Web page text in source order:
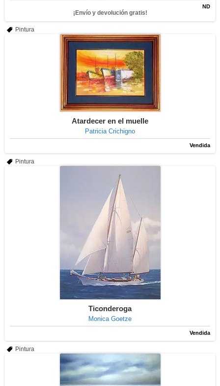
ND
¡Envío y devolución gratis!
Pintura
Atardecer en el muelle
Patricia Crichigno
Vendida
Pintura
Ticonderoga
Monica Goetze
Vendida
Pintura